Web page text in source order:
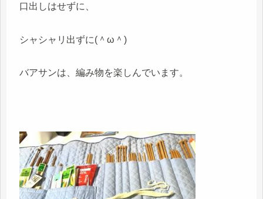
口出しはせずに、
シャシャリ出ずに(＾ω＾)
バアサンは、編み物を楽しんでいます。